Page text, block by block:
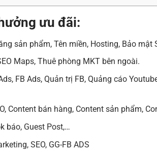
ưu đãi:
sản phẩm, Tên miền, Hosting, Bảo mật
Maps, Thuê phòng MKT bên ngoài.
FB Ads, Quản trị FB, Quảng cáo
Content bán hàng, Content sản phẩm,
báo, Guest Post,…
SEO, GG-FB ADS